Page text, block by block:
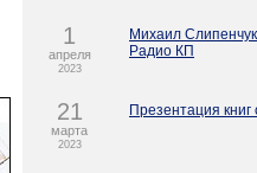
1
апреля
2023
Михаил
Радио КП
21
марта
2023
Презентация